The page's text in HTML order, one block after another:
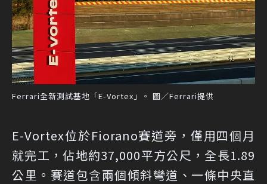
Ferrari全新測試基地「E-Vortex」。 圖／Ferrari提供
E-Vortex位於Fiorano賽道旁，僅用四個月
就完工，佔地約37,000平方公尺，全長1.89
公里。賽道包含兩個傾斜彎道、一條中央直